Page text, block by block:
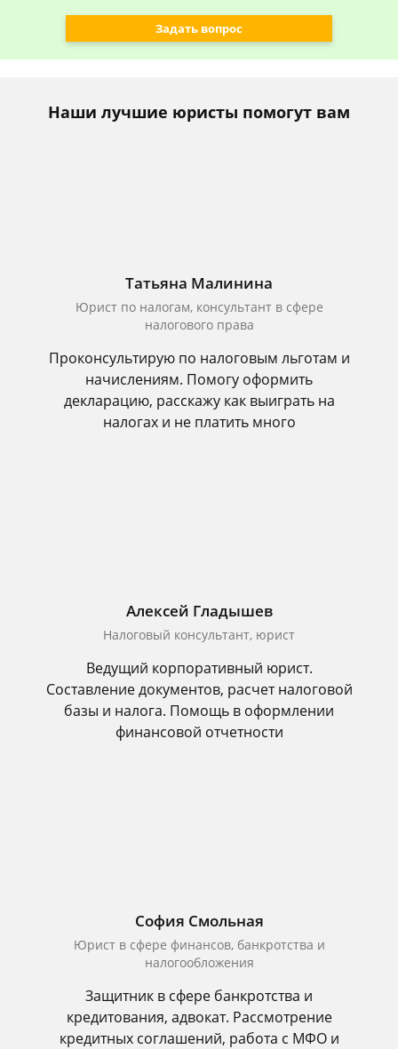
Задать вопрос
Наши лучшие юристы помогут вам
Татьяна Малинина
Юрист по налогам, консультант в сфере
налогового права
Проконсультирую по налоговым льготам и
начислениям. Помогу оформить
декларацию, расскажу как выиграть на
налогах и не платить много
Алексей Гладышев
Налоговый консультант, юрист
Ведущий корпоративный юрист.
Составление документов, расчет налоговой
базы и налога. Помощь в оформлении
финансовой отчетности
София Смольная
Юрист в сфере финансов, банкротства и
налогообложения
Защитник в сфере банкротства и
кредитования, адвокат. Рассмотрение
кредитных соглашений, работа с МФО и